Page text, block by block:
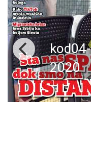
kod04-
2020